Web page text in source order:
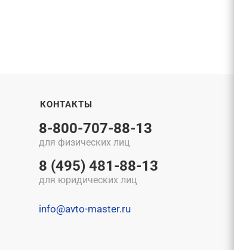
КОНТАКТЫ
8-800-707-88-13
для физических лиц
8 (495) 481-88-13
для юридических лиц
info@avto-master.ru